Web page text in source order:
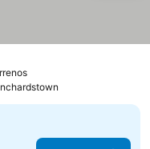
Ver preços